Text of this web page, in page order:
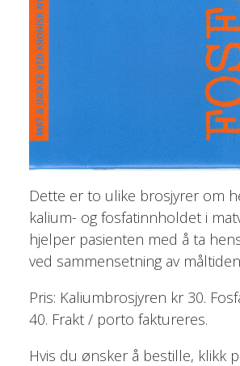
Dette er to ulike brosjyrer om
kalium- og fosfatinnholdet i
hjelper pasienten med å ta
ved sammensetning av
Pris: Kaliumbrosjyren kr 30.
40. Frakt / porto faktureres.
Hvis du ønsker å bestille, klikk